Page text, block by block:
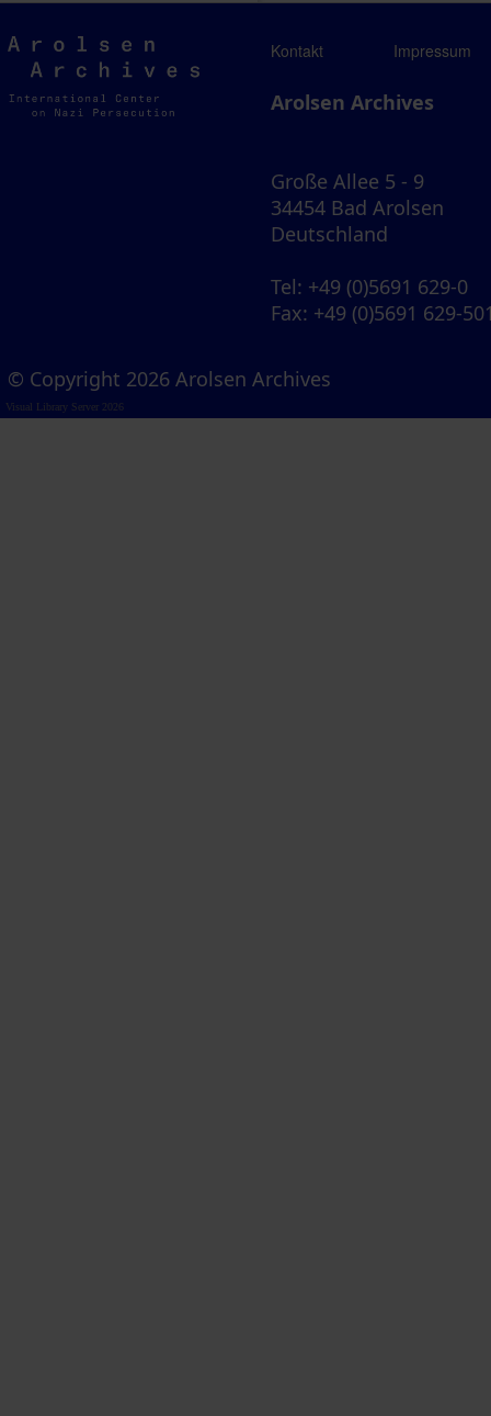
Arolsen
Archives
Kontakt Impressum
Arolsen Archives
Große Allee 5 - 9
34454 Bad Arolsen
Deutschland
Tel: +49 (0)5691 629-0
Fax: +49 (0)5691 629-
© Copyright 2026 Arolsen Archives
Visual Library Server 2026